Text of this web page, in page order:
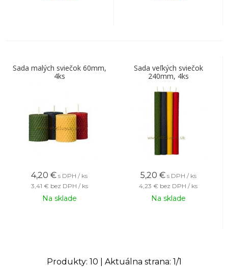
Sada malých sviečok 60mm,
4ks
4,20 € s DPH / ks
3,41 € bez DPH / ks
Na sklade
Sada veľkých sviečok
240mm, 4ks
5,20 € s DPH / ks
4,23 € bez DPH / ks
Na sklade
Produkty: 10 | Aktuálna strana: 1/1